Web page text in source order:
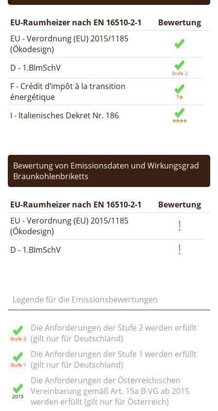
EU-Raumheizer nach EN 16510-2-1
Bewertung
EU - Verordnung (EU) 2015/1185
(Ökodesign)
D - 1.BImSchV
F - Crédit d’impôt à la transition
énergétique
I - Italienisches Dekret Nr. 186
Bewertung von Emissionsdaten und Wirkungsgrad
Braunkohlenbriketts
EU-Raumheizer nach EN 16510-2-1
Bewertung
EU - Verordnung (EU) 2015/1185
(Ökodesign)
D - 1.BImSchV
Legende für die Emissionsbewertungen
Die Anforderungen der Stufe 2 werden erfüllt
(gilt nur für Deutschland)
Die Anforderungen der Stufe 1 werden erfüllt
(gilt nur für Deutschland)
Die Anforderungen der Österreichischen
Vereinbarung gemäß Art. 15a B-VG ab 2015
werden erfüllt (gilt nur für Österreich)